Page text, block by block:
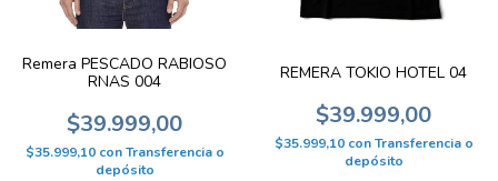
Remera PESCADO RABIOSO
RNAS 004
$39.999,00
$35.999,10 con Transferencia o
depósito
REMERA TOKIO HOTEL 04
$39.999,00
$35.999,10 con Transferencia o
depósito